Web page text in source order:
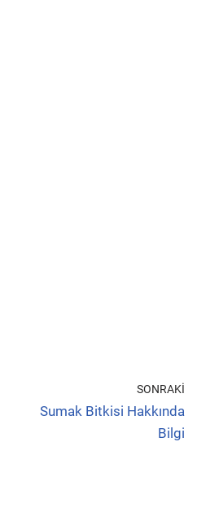
SONRAKI
Sumak Bitkisi Hakkında
Bilgi